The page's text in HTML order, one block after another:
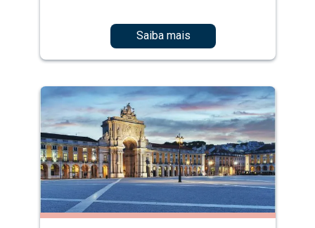
Saiba mais